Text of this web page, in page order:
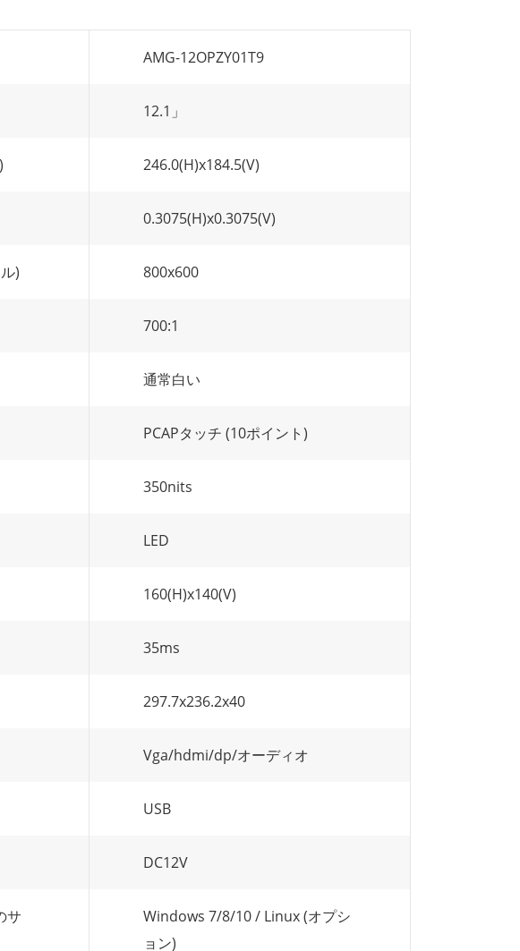
AMG-12OPZY01T9
12.1」
246.0(H)x184.5(V)
0.3075(H)x0.3075(V)
) 800x600
700:1
通常白い
PCAPタッチ (10ポイント)
350nits
LED
160(H)x140(V)
35ms
297.7x236.2x40
Vga/hdmi/dp/オーディオ
USB
DC12V
サ
Windows 7/8/10 / Linux (オプシ
ョン)